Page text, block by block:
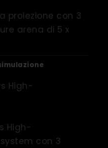
proiezione con 3
arena di 5 x
High-
High-
con 3